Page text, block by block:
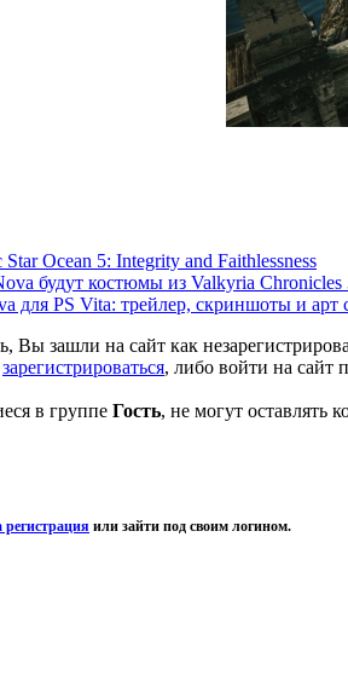
Ocean 5: Integrity and Faithlessness
будут костюмы из Valkyria Chronicles
для PS Vita: трейлер, скриншоты и арт
Вы зашли на сайт как
зарегистрироваться, либо войти на сайт
в группе Гость, не могут оставлять
регистрация или зайти под своим логином.